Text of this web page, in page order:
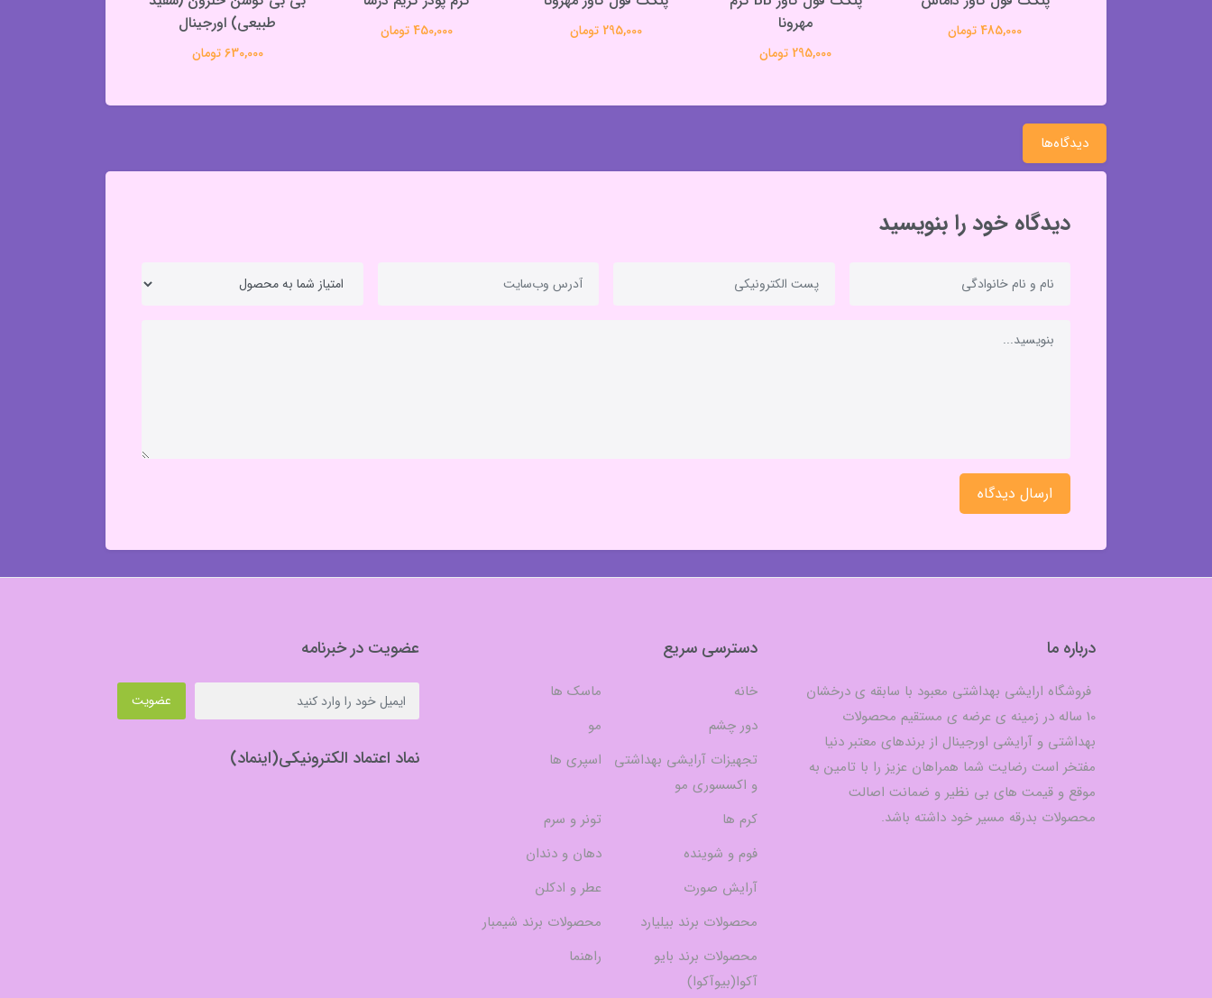
485,000 تومان
مهرونا
295,000 تومان
295,000 تومان 450,000 تومان
طبیعی) اورجینال
630,000 تومان
دیدگاه‌ها
دیدگاه خود را بنویسید
ارسال دیدگاه
درباره ما
فروشگاه ارایشی بهداشتی معبود با سابقه ی درخشان
10 ساله در زمینه ی عرضه ی مستقیم محصولات
بهداشتی و آرایشی اورجینال از برندهای معتبر دنیا
مفتخر است رضایت شما همراهان عزیز را با تامین به
موقع و قیمت های بی نظیر و ضمانت اصالت
محصولات بدرقه مسیر خود داشته باشد.
دسترسی سریع
خانه
ماسک ها
دور چشم
مو
تجهیزات آرایشی بهداشتی
و اکسسوری مو
اسپری ها
کرم ها
تونر و سرم
فوم و شوینده
دهان و دندان
آرایش صورت
عطر و ادکلن
محصولات برند بیلیارد
محصولات برند شیمبار
محصولات برند بایو
آکوا(بیوآکوا)
راهنما
عضویت در خبرنامه
عضویت
نماد اعتماد الکترونیکی(اینماد)